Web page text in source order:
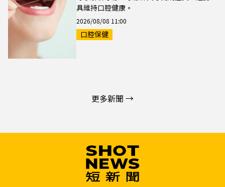
具維持口腔健康。
2026/08/08 11:00
口腔保健
更多新聞 →